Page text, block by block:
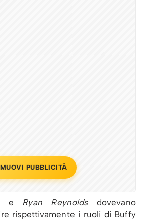
PUBBLICITÀ
Ryan Reynoldsdovevano
rispettivamente i ruoli di Buffy